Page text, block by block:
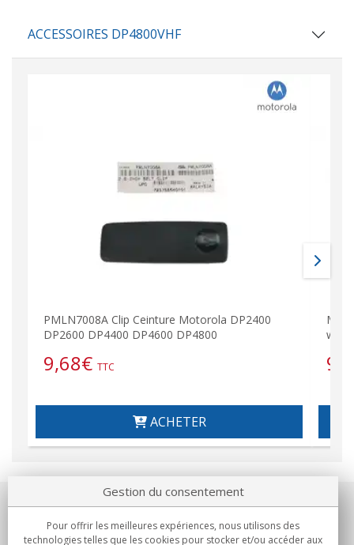
ACCESSOIRES DP4800VHF
PMLN7008A Clip Ceinture Motorola DP2400
DP2600 DP4400 DP4600 DP4800
9,68€ TTC
ACHETER
Notre société
Gestion du consentement
Pour offrir les meilleures expériences, nous utilisons des
technologies telles que les cookies pour stocker et/ou accéder aux